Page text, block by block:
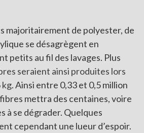
majoritairement de polyester, de
se désagrègent en
petits au fil des lavages. Plus
seraient ainsi produites lors
kg. Ainsi entre 0,33 et 0,5 million
mettra des centaines, voire
à se dégrader. Quelques
cependant une lueur d’espoir.